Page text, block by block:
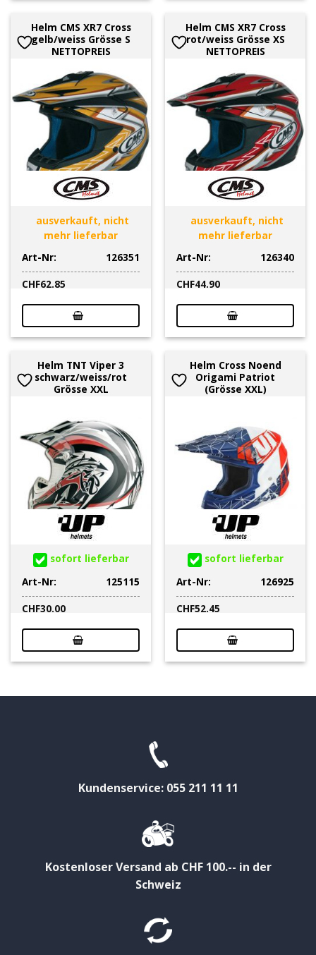
Helm CMS XR7 Cross
gelb/weiss Grösse S
NETTOPREIS
ausverkauft, nicht
mehr lieferbar
Art-Nr:
126351
CHF62.85
Helm CMS XR7 Cross
rot/weiss Grösse XS
NETTOPREIS
ausverkauft, nicht
mehr lieferbar
Art-Nr:
126340
CHF44.90
Helm TNT Viper 3
schwarz/weiss/rot
Grösse XXL
sofort lieferbar
Art-Nr:
125115
CHF30.00
Helm Cross Noend
Origami Patriot
(Grösse XXL)
sofort lieferbar
Art-Nr:
126925
CHF52.45
Kundenservice: 055 211 11 11
Kostenloser Versand ab CHF 100.-- in der
Schweiz